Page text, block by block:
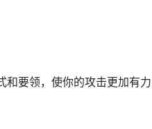
要领，使你的攻击更加有力